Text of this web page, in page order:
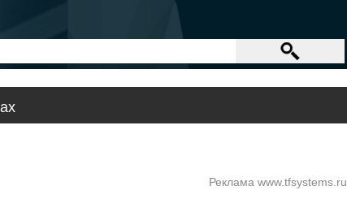
Реклама www.tfsystems.ru